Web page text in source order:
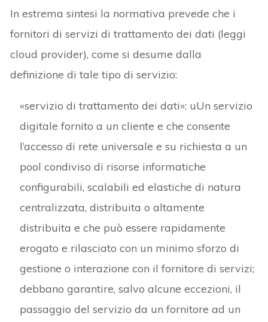
In estrema sintesi la normativa prevede che i
fornitori di servizi di trattamento dei dati (leggi
cloud provider), come si desume dalla
definizione di tale tipo di servizio:
«servizio di trattamento dei dati»: uUn servizio
digitale fornito a un cliente e che consente
l’accesso di rete universale e su richiesta a un
pool condiviso di risorse informatiche
configurabili, scalabili ed elastiche di natura
centralizzata, distribuita o altamente
distribuita e che può essere rapidamente
erogato e rilasciato con un minimo sforzo di
gestione o interazione con il fornitore di servizi;
debbano garantire, salvo alcune eccezioni, il
passaggio del servizio da un fornitore ad un